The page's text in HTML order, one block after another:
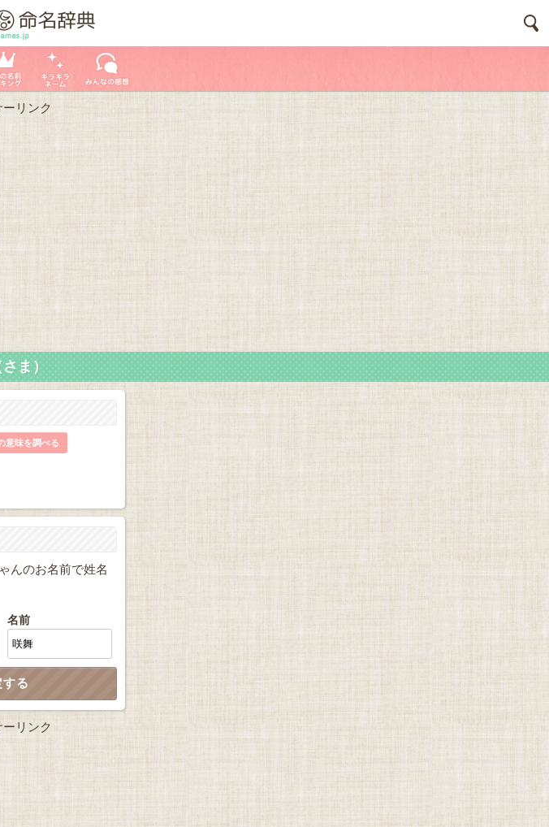
ーリンク
さま）
意味を調べる
んのお名前で姓名
名前
ーリンク